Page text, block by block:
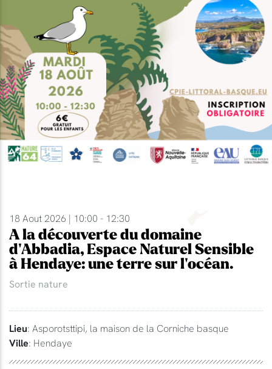
18 Aout 2026 | 10:00 - 12:30
A la découverte du domaine
d'Abbadia, Espace Naturel Sensible
à Hendaye: une terre sur l'océan.
Sortie nature
Lieu: Asporotsttipi, la maison de la Corniche basque
Ville: Hendaye